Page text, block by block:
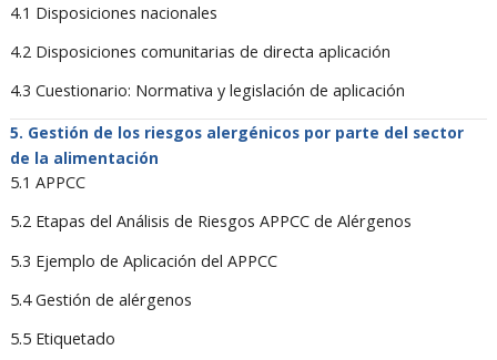
4.1 Disposiciones nacionales
4.2 Disposiciones comunitarias de directa aplicación
4.3 Cuestionario: Normativa y legislación de aplicación
Gestión de los riesgos alergénicos por parte del sector
de la alimentación
5.1 APPCC
5.2 Etapas del Análisis de Riesgos APPCC de Alérgenos
5.3 Ejemplo de Aplicación del APPCC
5.4 Gestión de alérgenos
5.5 Etiquetado